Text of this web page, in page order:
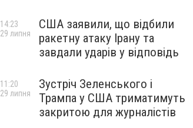
США заявили, що відбили
ракетну атаку Ірану та
завдали ударів у відповідь
14:23
29 липня
Зустріч Зеленського і
Трампа у США триматимуть
закритою для журналістів
11:20
29 липня